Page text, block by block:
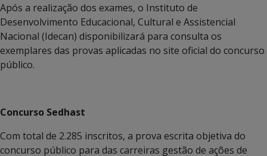
Após a realização dos exames, o Instituto de
Desenvolvimento Educacional, Cultural e Assistencial
Nacional (Idecan) disponibilizará para consulta os
exemplares das provas aplicadas no site oficial do concurso
público.
Concurso Sedhast
Com total de 2.285 inscritos, a prova escrita objetiva do
concurso público para das carreiras gestão de ações de